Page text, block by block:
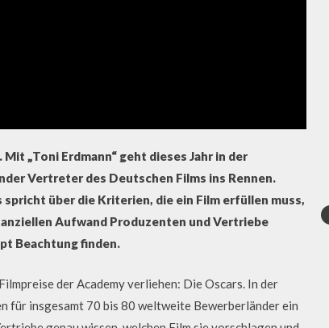
„Toni Erdmann“ geht dieses Jahr in der
Vertreter des Deutschen Films ins Rennen.
über die Kriterien, die ein Film erfüllen muss,
Aufwand Produzenten und Vertriebe
Beachtung finden.
der Academy verliehen: Die Oscars. In der
für insgesamt 70 bis 80 weltweite Bewerberländer ein